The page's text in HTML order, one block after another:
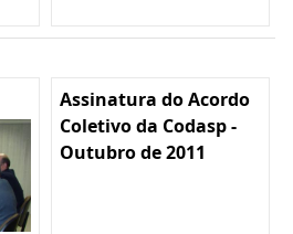
Assinatura do Acordo
Coletivo da Codasp -
Outubro de 2011